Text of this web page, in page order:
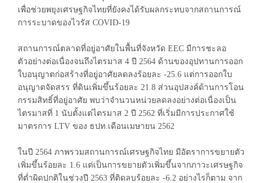
เพื่อช่วยพยุงเศรษฐกิจไทยที่ยังคงได้รับผลกระทบจากสถานการณ์
การระบาดของไวรัส COVID-19
สถานการณ์ตลาดที่อยู่อาศัยในพื้นที่จังหวัด EEC มีการชะลอ
ตัวอย่างต่อเนื่องจนถึงไตรมาส 4 ปี 2564 ด้านของอุปทานการออก
ใบอนุญาตก่อสร้างที่อยู่อาศัยลดลงร้อยละ -25.6 แต่การออกใบ
อนุญาตจัดสรร ที่ดินเพิ่มขึ้นร้อยละ 21.8 ส่วนอุปสงค์ด้านการโอน
กรรมสิทธิ์ที่อยู่อาศัย พบว่าจำนวนหน่วยลดลงอย่างต่อเนื่องเป็น
ไตรมาสที่ 1 นับตั้งแต่ไตรมาส 2 ปี 2562 ที่เริ่มมีการประกาศใช้
มาตรการ LTV ของ ธปท.เดือนเมษายน 2562
ในปี 2564 ภาพรวมสถานการณ์เศรษฐกิจไทย มีอัตราการขยายตัว
เพิ่มขึ้นร้อยละ 1.6 แต่เป็นการขยายตัวเพิ่มขึ้นจากภาวะเศรษฐกิจ
ที่ต่ำผิดปกติในช่วงปี 2563 ที่ติดลบร้อยละ -6.2 อย่างไรก็ตาม จาก